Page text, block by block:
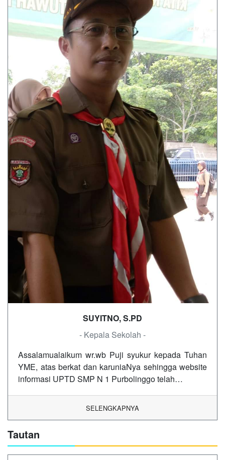
SUYITNO, S.PD
- Kepala Sekolah -
Assalamualaikum wr.wb Puji syukur kepada Tuhan
YME, atas berkat dan karuniaNya sehingga website
informasi UPTD SMP N 1 Purbolinggo telah…
SELENGKAPNYA
Tautan